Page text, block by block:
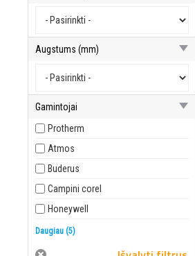
Gāzes vārsti
Izplešanās trauki
Siltummaiņi
Vadības paneļi
Zobrati
Termostati
Termometri, manometri...
Blīvēšanas materiāli
Rokturi
Augstums (mm)
Gamintojai
Protherm
Atmos
Buderus
Campini corel
Honeywell
Regulus
Resideo Braukmann
Daugiau (5)